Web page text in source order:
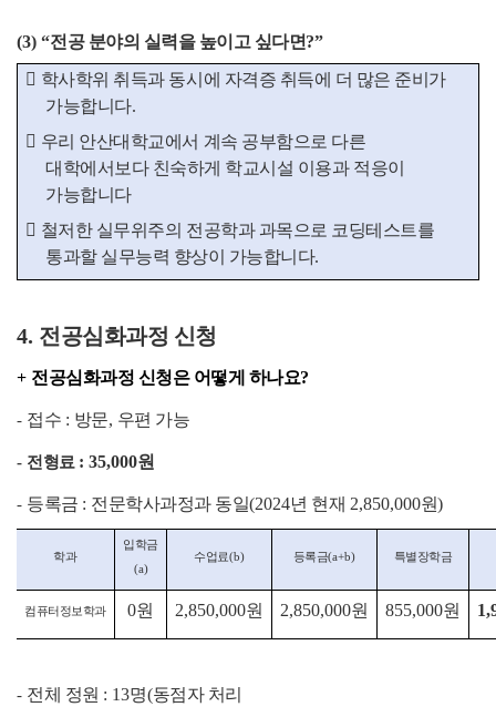
(3) “전공 분야의 실력을 높이고 싶다면?”
 학사학위 취득과 동시에 자격증 취득에 더 많은 준비가
가능합니다.
 우리 안산대학교에서 계속 공부함으로 다른
대학에서보다 친숙하게 학교시설 이용과 적응이
가능합니다
 철저한 실무위주의 전공학과 과목으로 코딩테스트를
통과할 실무능력 향상이 가능합니다.
4. 전공심화과정 신청
+ 전공심화과정 신청은 어떻게 하나요?
- 접수 : 방문, 우편 가능
- 전형료 : 35,000원
- 등록금 : 전문학사과정과 동일(2024년 현재 2,850,000원)
학과
입학금
(a)
수업료(b) 등록금(a+b) 특별장학금
컴퓨터정보학과 0원 2,850,000원 2,850,000원 855,000원
- 전체 정원 : 13명(동점자 처리